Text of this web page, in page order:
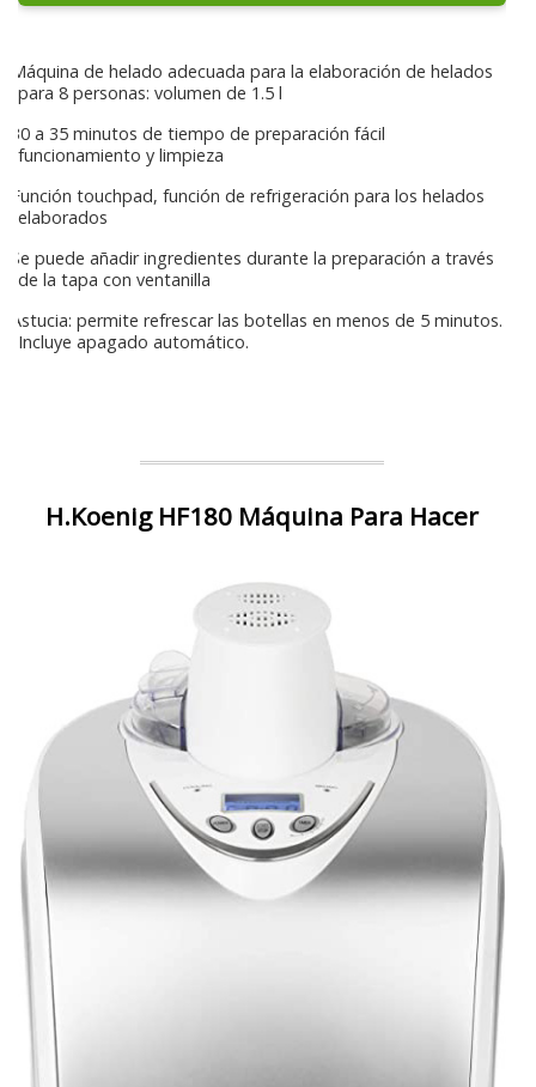
Máquina de helado adecuada para la elaboración de helados
para 8 personas: volumen de 1.5 l
30 a 35 minutos de tiempo de preparación fácil
funcionamiento y limpieza
Función touchpad, función de refrigeración para los helados
elaborados
Se puede añadir ingredientes durante la preparación a través
de la tapa con ventanilla
Astucia: permite refrescar las botellas en menos de 5 minutos.
Incluye apagado automático.
H.Koenig HF180 Máquina Para Hacer